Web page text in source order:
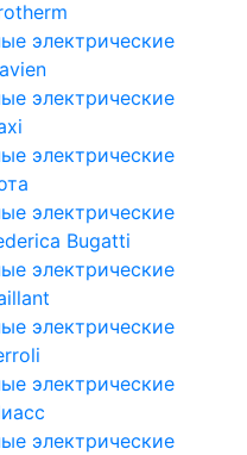
электрические
электрические
электрические
электрические
Bugatti
электрические
электрические
электрические
электрические